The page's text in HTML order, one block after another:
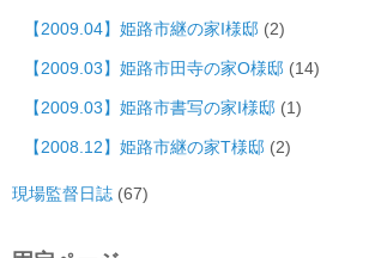
【2009.04】姫路市継の家I様邸 (2)
【2009.03】姫路市田寺の家O様邸 (14)
【2009.03】姫路市書写の家I様邸 (1)
【2008.12】姫路市継の家T様邸 (2)
現場監督日誌 (67)